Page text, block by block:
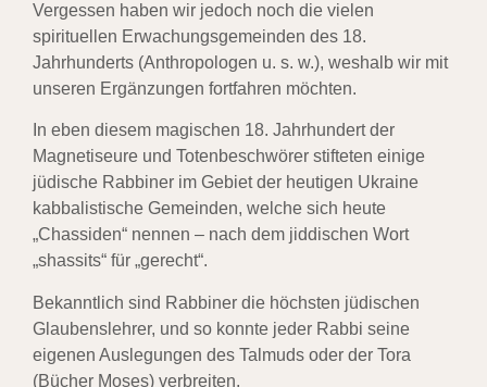
Vergessen haben wir jedoch noch die vielen
spirituellen Erwachungsgemeinden des 18.
Jahrhunderts (Anthropologen u. s. w.), weshalb wir mit
unseren Ergänzungen fortfahren möchten.
In eben diesem magischen 18. Jahrhundert der
Magnetiseure und Totenbeschwörer stifteten einige
jüdische Rabbiner im Gebiet der heutigen Ukraine
kabbalistische Gemeinden, welche sich heute
„Chassiden“ nennen – nach dem jiddischen Wort
„shassits“ für „gerecht“.
Bekanntlich sind Rabbiner die höchsten jüdischen
Glaubenslehrer, und so konnte jeder Rabbi seine
eigenen Auslegungen des Talmuds oder der Tora
(Bücher Moses) verbreiten.